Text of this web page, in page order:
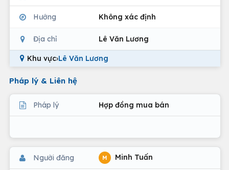
Hướng Không xác định
Địa chỉ Lê Văn Lương
Khu vực›Lê Văn Lương
Pháp lý & Liên hệ
Pháp lý Hợp đồng mua bán
Người đăng M Minh Tuấn